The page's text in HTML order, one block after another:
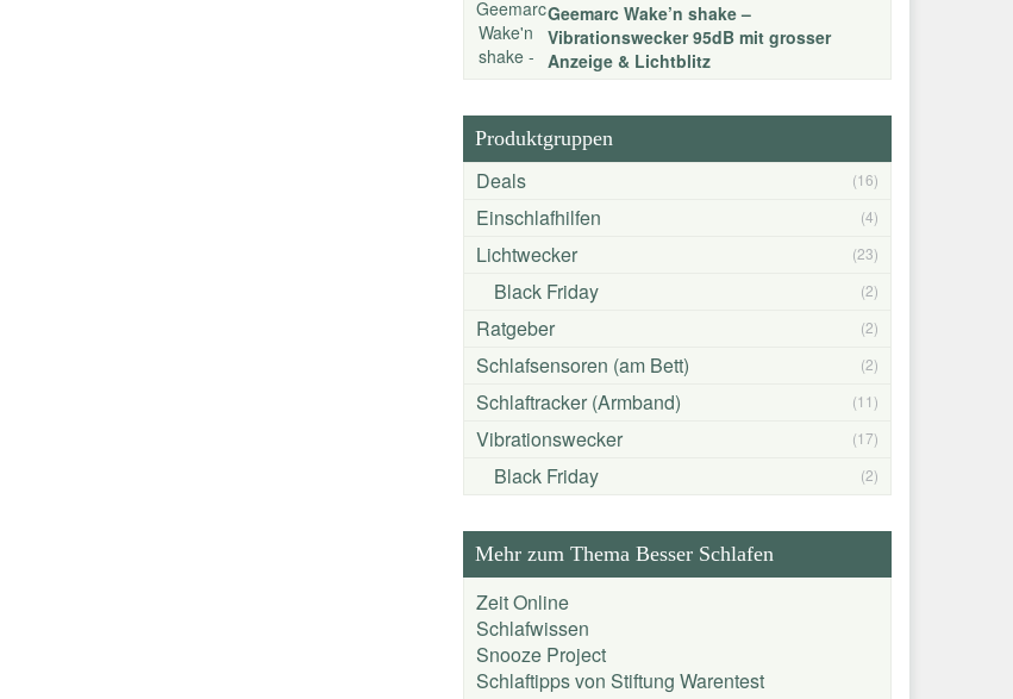
Geemarc Wake’n shake –
Vibrationswecker 95dB mit grosser
Anzeige & Lichtblitz
Produktgruppen
Deals (16)
Einschlafhilfen (4)
Lichtwecker (23)
Black Friday (2)
Ratgeber (2)
Schlafsensoren (am Bett) (2)
Schlaftracker (Armband) (11)
Vibrationswecker (17)
Black Friday (2)
Mehr zum Thema Besser Schlafen
Zeit Online
Schlafwissen
Snooze Project
Schlaftipps von Stiftung Warentest